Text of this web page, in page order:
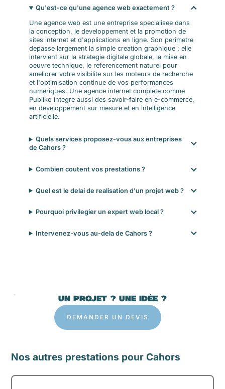
Qu'est-ce qu'une agence web exactement ?
Une agence web est une entreprise specialisee dans
la conception, le developpement et la promotion de
sites internet et d'applications en ligne. Son perimetre
depasse largement la simple creation graphique : elle
intervient sur la strategie digitale globale, la mise en
oeuvre technique, le referencement naturel pour
ameliorer votre visibilite sur les moteurs de recherche
et l'optimisation continue de vos performances
numeriques. Une agence internet complete comme
Publiko integre aussi des savoir-faire en e-commerce,
en developpement sur mesure et en intelligence
artificielle.
Quels services proposez-vous aux entreprises
de Cahors ?
Combien coutent vos prestations ?
Quel est le delai de realisation d'un projet web ?
Pourquoi privilegier un expert web local ?
Intervenez-vous au-dela de Cahors ?
UN PROJET ? UNE IDÉE ?
DEMANDER UN DEVIS
Nos autres prestations pour Cahors